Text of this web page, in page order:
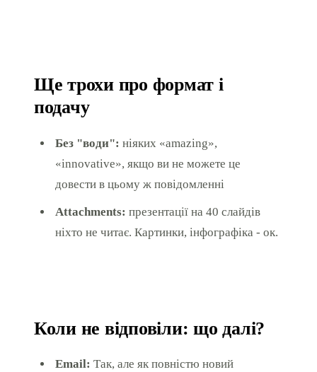
Ще трохи про формат і
подачу
Без "води": ніяких «amazing»,
«innovative», якщо ви не можете це
довести в цьому ж повідомленні
Attachments: презентації на 40 слайдів
ніхто не читає. Картинки, інфографіка - ок.
Коли не відповіли: що далі?
Email: Так, але як повністю новий